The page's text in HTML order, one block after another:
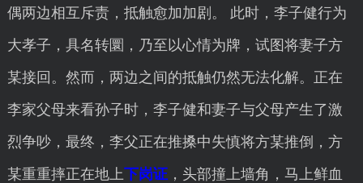
偶两边相互斥责，抵触愈加加剧。 此时，李子健行为
大孝子，具名转圜，乃至以心情为牌，试图将妻子方
某接回。然而，两边之间的抵触仍然无法化解。正在
李家父母来看孙子时，李子健和妻子与父母产生了激
烈争吵，最终，李父正在推搡中失慎将方某推倒，方
某重重摔正在地上下岗证，头部撞上墙角，马上鲜血